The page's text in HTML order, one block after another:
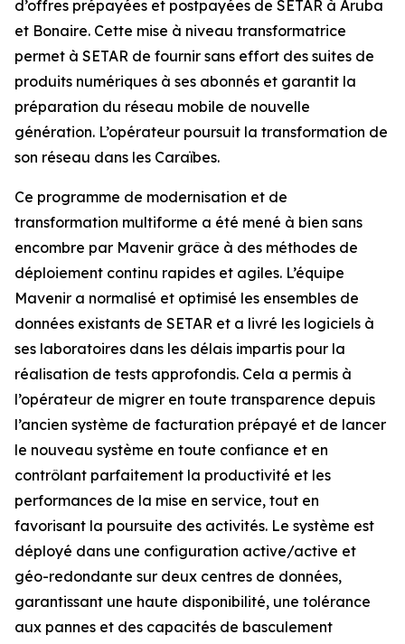
d’offres prépayées et postpayées de SETAR à Aruba
et Bonaire. Cette mise à niveau transformatrice
permet à SETAR de fournir sans effort des suites de
produits numériques à ses abonnés et garantit la
préparation du réseau mobile de nouvelle
génération. L’opérateur poursuit la transformation de
son réseau dans les Caraïbes.
Ce programme de modernisation et de
transformation multiforme a été mené à bien sans
encombre par Mavenir grâce à des méthodes de
déploiement continu rapides et agiles. L’équipe
Mavenir a normalisé et optimisé les ensembles de
données existants de SETAR et a livré les logiciels à
ses laboratoires dans les délais impartis pour la
réalisation de tests approfondis. Cela a permis à
l’opérateur de migrer en toute transparence depuis
l’ancien système de facturation prépayé et de lancer
le nouveau système en toute confiance et en
contrôlant parfaitement la productivité et les
performances de la mise en service, tout en
favorisant la poursuite des activités. Le système est
déployé dans une configuration active/active et
géo-redondante sur deux centres de données,
garantissant une haute disponibilité, une tolérance
aux pannes et des capacités de basculement